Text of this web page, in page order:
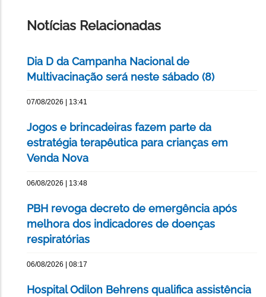
Notícias Relacionadas
Dia D da Campanha Nacional de
Multivacinação será neste sábado (8)
07/08/2026 | 13:41
Jogos e brincadeiras fazem parte da
estratégia terapêutica para crianças em
Venda Nova
06/08/2026 | 13:48
PBH revoga decreto de emergência após
melhora dos indicadores de doenças
respiratórias
06/08/2026 | 08:17
Hospital Odilon Behrens qualifica assistência